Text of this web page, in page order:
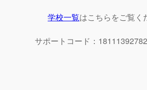
学校一覧はこちらをご覧く
サポートコード：